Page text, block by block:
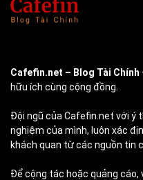
Cafefin.net – Blog Tài Chính
hữu ích cùng cộng đồng.
Đội ngũ của Cafefin.net với ý
nghiệm của mình, luôn xác
khách quan từ các nguồn tin
Để cộng tác hoặc quảng cáo,